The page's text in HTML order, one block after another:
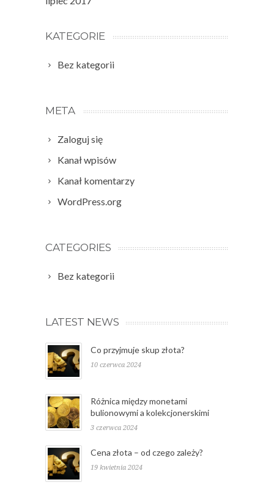
KATEGORIE
Bez kategorii
META
Zaloguj się
Kanał wpisów
Kanał komentarzy
WordPress.org
CATEGORIES
Bez kategorii
LATEST NEWS
Co przyjmuje skup złota?
10 czerwca 2024
Różnica między monetami
bulionowymi a kolekcjonerskimi
3 czerwca 2024
Cena złota – od czego zależy?
19 kwietnia 2024